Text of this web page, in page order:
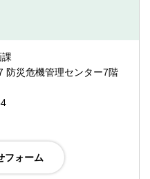
防災危機管理センター7階